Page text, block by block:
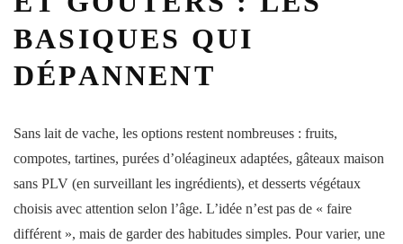
BASIQUES QUI
DÉPANNENT
Sans lait de vache, les options restent nombreuses : fruits,
compotes, tartines, purées d’oléagineux adaptées, gâteaux maison
sans PLV (en surveillant les ingrédients), et desserts végétaux
choisis avec attention selon l’âge. L’idée n’est pas de « faire
différent », mais de garder des habitudes simples. Pour varier, une